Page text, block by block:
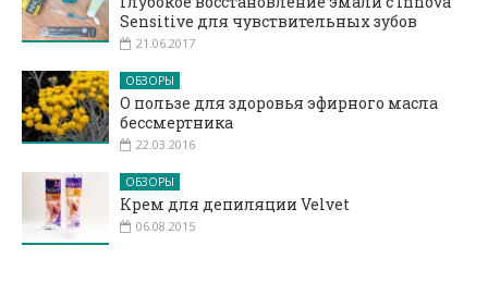
Sensitive для чувствительных зубов
21.06.2017
ОБЗОРЫ
О пользе для здоровья эфирного масла
бессмертника
22.03.2016
ОБЗОРЫ
Крем для депиляции Velvet
06.08.2015